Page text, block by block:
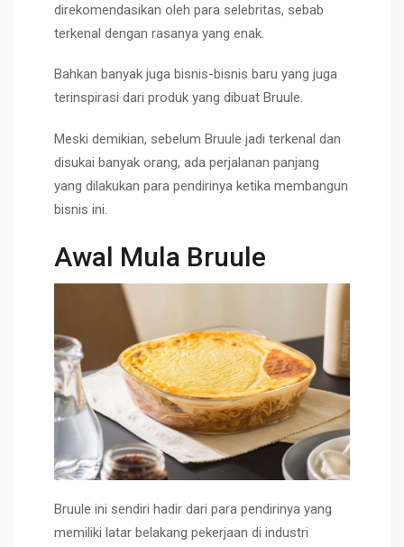
direkomendasikan oleh para selebritas, sebab
terkenal dengan rasanya yang enak.
Bahkan banyak juga bisnis-bisnis baru yang juga
terinspirasi dari produk yang dibuat Bruule.
Meski demikian, sebelum Bruule jadi terkenal dan
disukai banyak orang, ada perjalanan panjang
yang dilakukan para pendirinya ketika membangun
bisnis ini.
Awal Mula Bruule
Bruule ini sendiri hadir dari para pendirinya yang
memiliki latar belakang pekerjaan di industri